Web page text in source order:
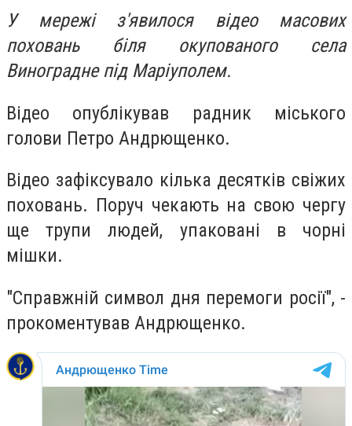
У мережі з'явилося відео масових
поховань біля окупованого села
Виноградне під Маріуполем.
Відео опублікував радник міського
голови Петро Андрющенко.
Відео зафіксувало кілька десятків свіжих
поховань. Поруч чекають на свою чергу
ще трупи людей, упаковані в чорні
мішки.
"Справжній символ дня перемоги росії", -
прокоментував Андрющенко.